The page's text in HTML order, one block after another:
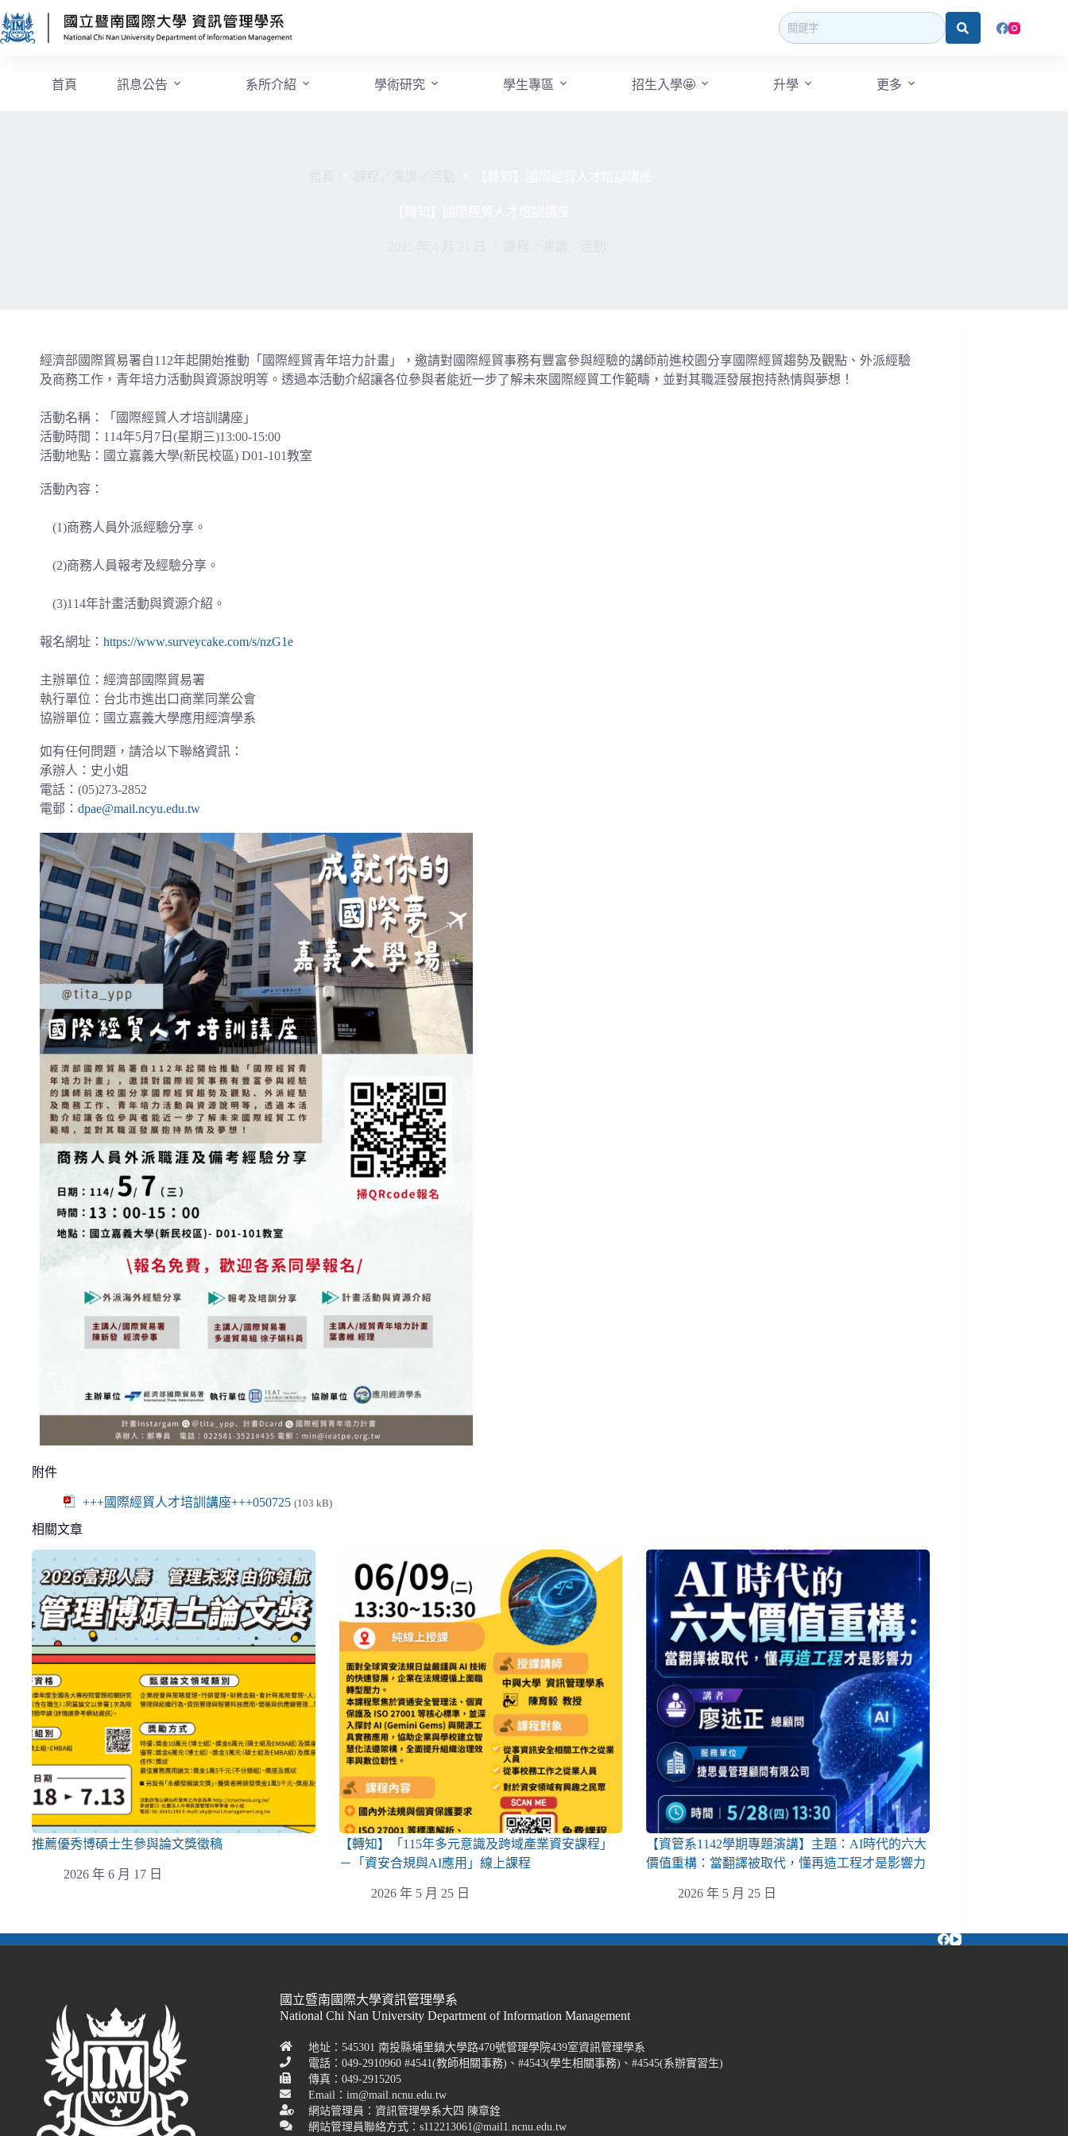
首頁 訊息公告 系所介紹 學術研究 學生專區 招生入學🤩 升學 更多
經濟部國際貿易署自112年起開始推動「國際經貿青年培力計畫」，邀請對國際經貿事務有豐富參與經驗的講師前進校園分享國際經貿趨勢及觀點、外派經驗
及商務工作，青年培力活動與資源說明等。透過本活動介紹讓各位參與者能近一步了解未來國際經貿工作範疇，並對其職涯發展抱持熱情與夢想！
活動名稱：「國際經貿人才培訓講座」
活動時間：114年5月7日(星期三)13:00-15:00
活動地點：國立嘉義大學(新民校區) D01-101教室
活動內容：
(1)商務人員外派經驗分享。
(2)商務人員報考及經驗分享。
(3)114年計畫活動與資源介紹。
報名網址： https://www.surveycake.com/s/nzG1e
主辦單位：經濟部國際貿易署
執行單位：台北市進出口商業同業公會
協辦單位：國立嘉義大學應用經濟學系
如有任何問題，請洽以下聯絡資訊：
承辦人：史小姐
電話：(05)273-2852
電郵： dpae@mail.ncyu.edu.tw
附件
+++國際經貿人才培訓講座+++050725 (103 kB)
相關文章
推薦優秀博碩士生參與論文獎徵稿
2026 年 6 月 17 日
【轉知】「115年多元意識及跨域產業資安課程」
－「資安合規與AI應用」線上課程
2026 年 5 月 25 日
【資管系1142學期專題演講】主題：AI時代的六大
價值重構：當翻譯被取代，懂再造工程才是影響力
2026 年 5 月 25 日
國立暨南國際大學資訊管理學系
National Chi Nan University Department of Information Management
地址：545301 南投縣埔里鎮大學路470號管理學院439室資訊管理學系
電話：049-2910960 #4541(教師相關事務)、#4543(學生相關事務)、#4545(系辦實習生)
傳真：049-2915205
Email：im@mail.ncnu.edu.tw
網站管理員：資訊管理學系大四 陳章銓
網站管理員聯絡方式：s112213061@mail1.ncnu.edu.tw